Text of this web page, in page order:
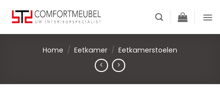
content
Home / Eetkamer / Eetkamerstoelen